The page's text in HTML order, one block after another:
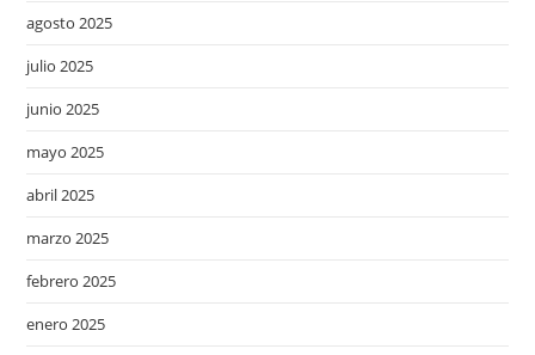
agosto 2025
julio 2025
junio 2025
mayo 2025
abril 2025
marzo 2025
febrero 2025
enero 2025